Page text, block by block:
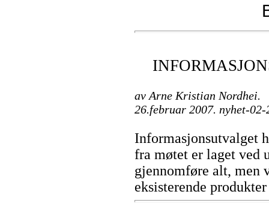
av Arne Kristian Nordhei.
26.februar 2007. nyhet-02-
Informasjonsutvalget
fra møtet er laget ved
gjennomføre alt, men
eksisterende